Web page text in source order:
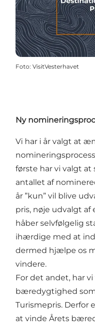
Foto: VisitVesterhavet
Ny
Vi har i år valgt at
første har vi valgt at
antallet af
år ”kun” vil blive
pris, nøje udvalgt
håber selvfølgelig
ihærdige med at
dermed hjælpe os
vindere.
For det andet, har
bæredygtighed
Turismepris.
at vinde Årets